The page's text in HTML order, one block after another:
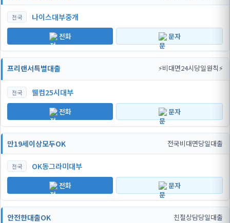
전국 나이스대부중개
전화 문자
프리랜서특별대출 ⚡비대면24시당일원칙⚡
전국 웰컴25시대부
전화 문자
만19세이상모두OK 전국비대면당일대출
전국 OK동그라미대부
전화 문자
안전한대출OK 친절상담당일대출